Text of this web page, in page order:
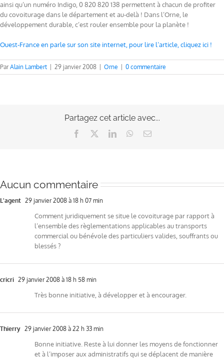
ainsi qu’un numéro Indigo, 0 820 820 138 permettent à chacun de profiter
du covoiturage dans le département et au-delà ! Dans l’Orne, le
développement durable, c’est rouler ensemble pour la planète !
Ouest-France en parle sur son site internet, pour lire l’article, cliquez ici !
ParAlain Lambert 29 janvier 2008 Orne 0 commentaire
Partagez cet article avec...
Facebook LinkedInWhatsApp
Email
Aucun commentaire
L'agent 29 janvier 2008 à 18 h 07 min
Comment juridiquement se situe le covoiturage par rapport à
l’ensemble des règlementations applicables au transports
commercial ou bénévole des particuliers valides, souffrants ou
blessés ?
cricri 29 janvier 2008 à 18 h 58 min
Très bonne initiative, à développer et à encourager.
Thierry 29 janvier 2008 à 22 h 33 min
Bonne initiative. Reste à lui donner les moyens de fonctionner
et à l’imposer aux administratifs qui se déplacent de manière